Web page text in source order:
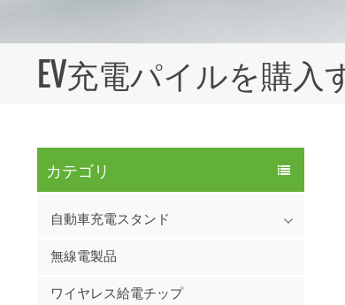
EV充電パイルを購入
カテゴリ
自動車充電スタンド
無線電製品
ワイヤレス給電チップ